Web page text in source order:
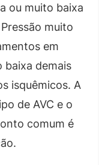
ou muito baixa
muito
em
baixa demais
isquêmicos. A
de AVC e o
comum é